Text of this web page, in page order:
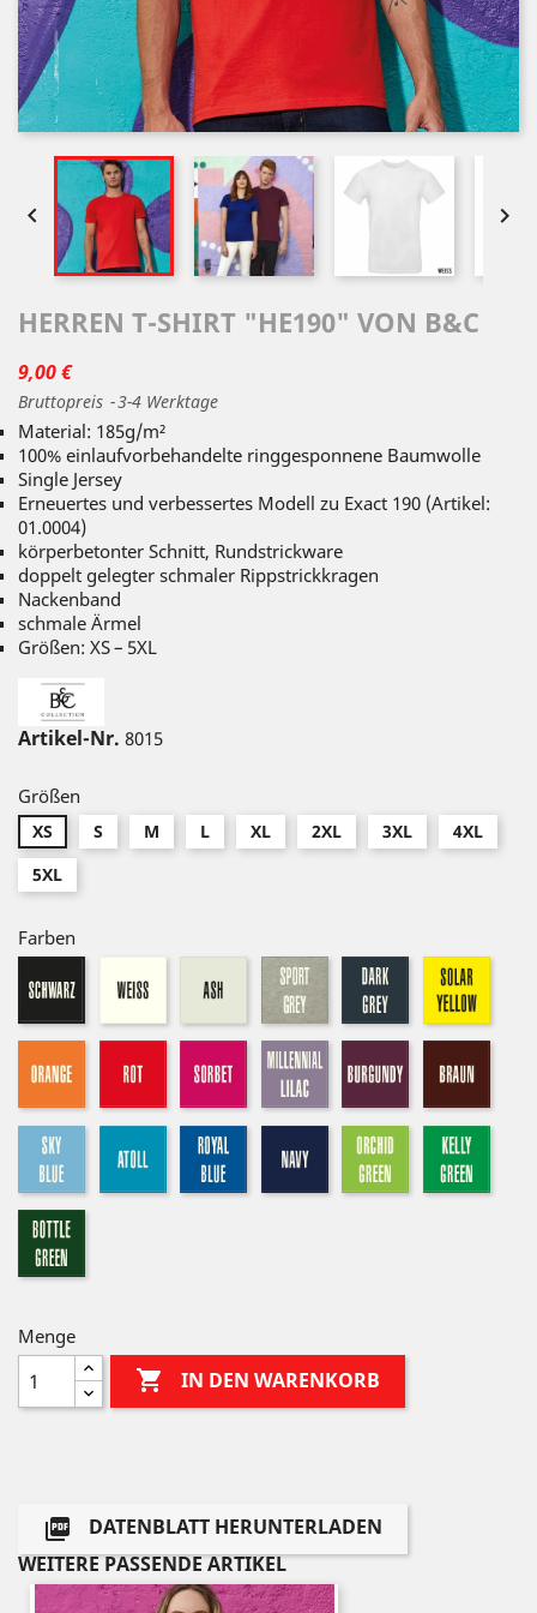
 
HERREN T-SHIRT "HE190" VON B&C
9,00 €
Bruttopreis 3-4 Werktage
Material: 185g/m²
100% einlaufvorbehandelte ringgesponnene Baumwolle
Single Jersey
Erneuertes und verbessertes Modell zu Exact 190 (Artikel:
01.0004)
körperbetonter Schnitt, Rundstrickware
doppelt gelegter schmaler Rippstrickkragen
Nackenband
schmale Ärmel
Größen: XS – 5XL
Artikel-Nr. 8015
Größen
XS S M L XL 2XL 3XL
4XL
5XL
Farben
sport
dark-
grey
sorbet
lilac
blue
atoll navy
orchid
green
Menge
 IN DEN WARENKORB

DATENBLATT HERUNTERLADEN
WEITERE PASSENDE ARTIKEL